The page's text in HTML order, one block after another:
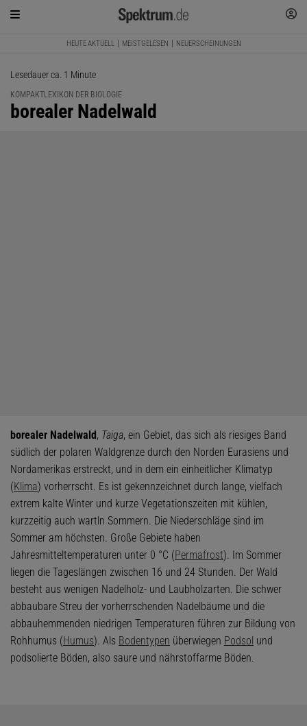
HEUTE AKTUELL MEISTGELESEN NEUERSCHEINUNGEN
Lesedauer ca. 1 Minute
KOMPAKTLEXIKON DER BIOLOGIE
:
borealer Nadelwald
borealer Nadelwald, Taiga, ein Gebiet, das sich als riesiges Band
südlich der polaren Waldgrenze durch den Norden Eurasiens und
Nordamerikas erstreckt, und in dem ein einheitlicher Klimatyp
(Klima) vorherrscht. Es ist gekennzeichnet durch lange, vielfach
extrem kalte Winter und kurze Vegetationszeiten mit kühlen,
kurzzeitig auch wartln Sommern. Die Niederschläge sind im
Sommer am höchsten. Große Gebiete haben
Jahresmitteltemperaturen unter 0 °C (Permafrost). Im Sommer
liegen die Tageslängen zwischen 16 und 24 Stunden. Der Wald
besteht aus wenigen Nadelholz- und Laubholzarten. Die schwer
abbaubare Streu der vorherrschenden Nadelbäume und die
abbauhemmenden niedrigen Temperaturen führen zur Bildung von
Rohhumus (Humus). Als Bodentypen überwiegen Podsol und
podsolierte Böden, also saure und nährstoffarme Böden.